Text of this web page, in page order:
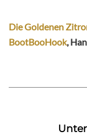
Die Goldenen
BootBooHook,